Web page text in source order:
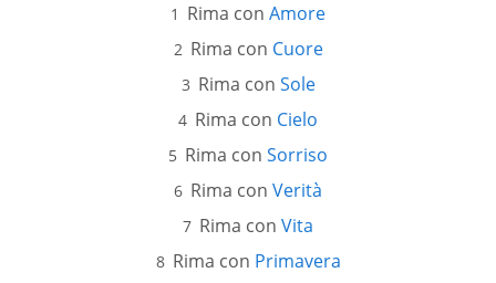
Rima con Amore
Rima con Cuore
Rima con Sole
Rima con Cielo
Rima con Sorriso
Rima con Verità
Rima con Vita
Rima con Primavera